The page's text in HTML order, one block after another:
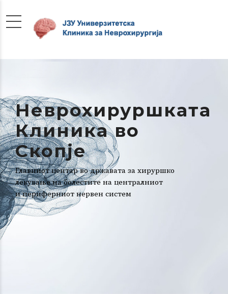
Неврохируршката
Клиника во
Скопје
Главниот центар во државата за хируршко
лекување на болестите на централниот
и периферниот нервен систем